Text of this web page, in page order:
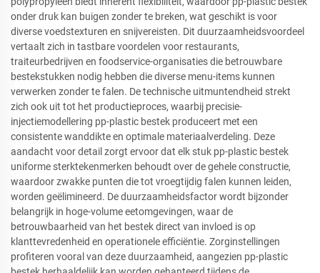
onder druk kan buigen zonder te breken, wat geschikt is voor
diverse voedstexturen en snijvereisten. Dit duurzaamheidsvoordeel
vertaalt zich in tastbare voordelen voor restaurants,
traiteurbedrijven en foodservice-organisaties die betrouwbare
bestekstukken nodig hebben die diverse menu-items kunnen
verwerken zonder te falen. De technische uitmuntendheid strekt
zich ook uit tot het productieproces, waarbij precisie-
injectiemodellering pp-plastic bestek produceert met een
consistente wanddikte en optimale materiaalverdeling. Deze
aandacht voor detail zorgt ervoor dat elk stuk pp-plastic bestek
uniforme sterktekenmerken behoudt over de gehele constructie,
waardoor zwakke punten die tot vroegtijdig falen kunnen leiden,
worden geëlimineerd. De duurzaamheidsfactor wordt bijzonder
belangrijk in hoge-volume eetomgevingen, waar de
betrouwbaarheid van het bestek direct van invloed is op
klanttevredenheid en operationele efficiëntie. Zorginstellingen
profiteren vooral van deze duurzaamheid, aangezien pp-plastic